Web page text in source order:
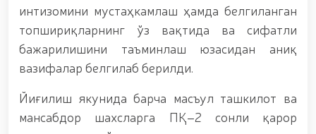
Молиявий шаффофлик ва коррупциядан холи
муҳитни таъминлаш бўйича ўқув йиғини ўтказилди
// Аждодлар мероси – миллий ғурур ва
ватанпарварлик манбаи // Генерал-полковник
B.Tashmatov Тошкент “Темурбеклар мактаби”
ҳарбий академик лицейи фаолияти билан яқиндан
танишди. //Миллий гвардия қўмондони, генерал-
полковник B.Tashmatov Сирдарё ва Жиззах
вилоятида ўрганиш ишларини олиб борди //
интизомини мустаҳкамлаш ҳамда белгиланган
топшириқларнинг ўз вақтида ва сифатли
бажарилишини таъминлаш юзасидан аниқ
вазифалар белгилаб берилди.
Йиғилиш якунида барча масъул ташкилот ва
мансабдор шахсларга ПҚ–2 сонли қарор